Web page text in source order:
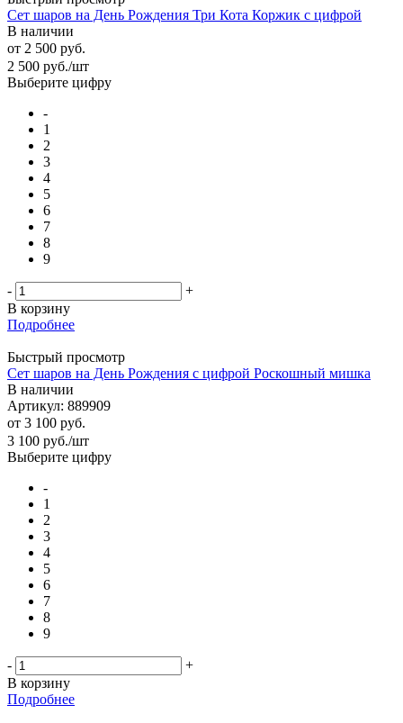
Сет шаров на День Рождения Три Кота Коржик с цифрой
В наличии
от 2 500 руб.
2 500 руб./шт
Выберите цифру
-
1
2
3
4
5
6
7
8
9
-
+
В корзину
Подробнее
Быстрый просмотр
Сет шаров на День Рождения с цифрой Роскошный мишка
В наличии
Артикул: 889909
от 3 100 руб.
3 100 руб./шт
Выберите цифру
-
1
2
3
4
5
6
7
8
9
-
+
В корзину
Подробнее